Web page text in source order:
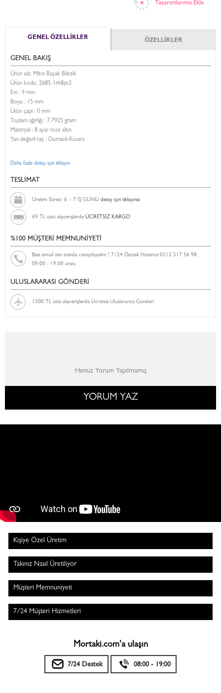
Tasarımlarıma Ekle
GENEL ÖZELLİKLER ÖZELLİKLER
GENEL BAKIŞ
Ürün adı: Mitra Başak Bilezik
Ürün kodu: 2685-1rh8pt3
Eni : 9 mm
Boyu : 15 mm
Ürün çapı : 0 mm
Toplam ağırlığı : 7.7925 gram
Materyal : 8 ayar rose altın
Yarı değerli taş : Dumanlı Kuvars
Daha fazla detay için tıklayın
TESLİMAT
Üretim Süresi: 6 – 7 İŞ GÜNÜ detay için tıklayınız
69 TL üstü alışverişlerde ÜCRETSİZ KARGO
%100 MÜŞTERİ MEMNUNİYETİ
Bize email atın anında cevaplayalım ! 7/24 Destek Hattımız 0212 517 56 98
09:00 - 19:00 arası.
ULUSLARARASI GÖNDERİ
1500 TL üstü alışverişlerde Ücretsiz Uluslararası Gönderi
Henüz Yorum Yapılmamış
YORUM YAZ
Kişiye Özel Üretim
Takınız Nasıl Üretiliyor
Müşteri Memnuniyeti
7/24 Müşteri Hizmetleri
Mortaki.com'a ulaşın
7/24 Destek 08:00 - 19:00